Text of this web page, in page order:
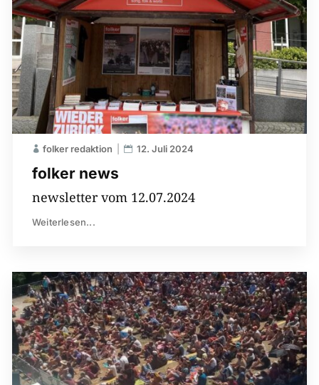
folker news
folker redaktion 12. Juli 2024
newsletter vom 12.07.2024
Weiterlesen...